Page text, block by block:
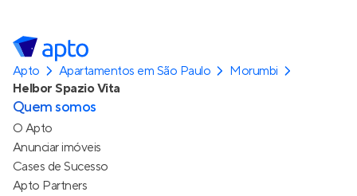
Apto Apartamentos em São Paulo
Morumbi
Helbor Spazio Vita
Quem somos
O Apto
Anunciar imóveis
Cases de Sucesso
Apto Partners